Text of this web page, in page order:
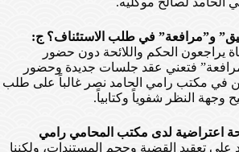
ج:
يراجعون الحكم واللائحة دون حضور
فتعني عقد جلسات جديدة وحضور
في مكتب رامي الحامد نصر غالباً على طلب
وجهة النظر شفوياً وكتابياً.
اعتراضية لدى مكتب المحامي رامي
على تعقيد القضية وحجم المستندات، ولكننا